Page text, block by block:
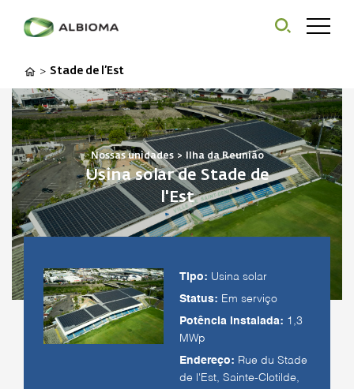
> Stade de l’Est
Nossas unidades > Ilha da Reunião
Usina solar de Stade de
l'Est
Tipo: Usina solar
Status: Em serviço
Potência instalada: 1,3
MWp
Endereço: Rue du Stade
de l'Est, Sainte-Clotilde,